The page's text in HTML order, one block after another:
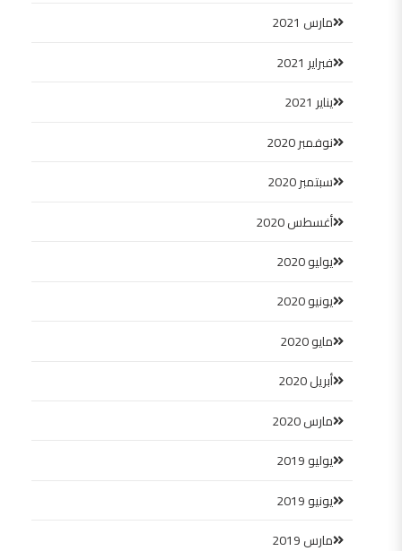
مارس 2021
فبراير 2021
يناير 2021
نوفمبر 2020
سبتمبر 2020
أغسطس 2020
يوليو 2020
يونيو 2020
مايو 2020
أبريل 2020
مارس 2020
يوليو 2019
يونيو 2019
مارس 2019